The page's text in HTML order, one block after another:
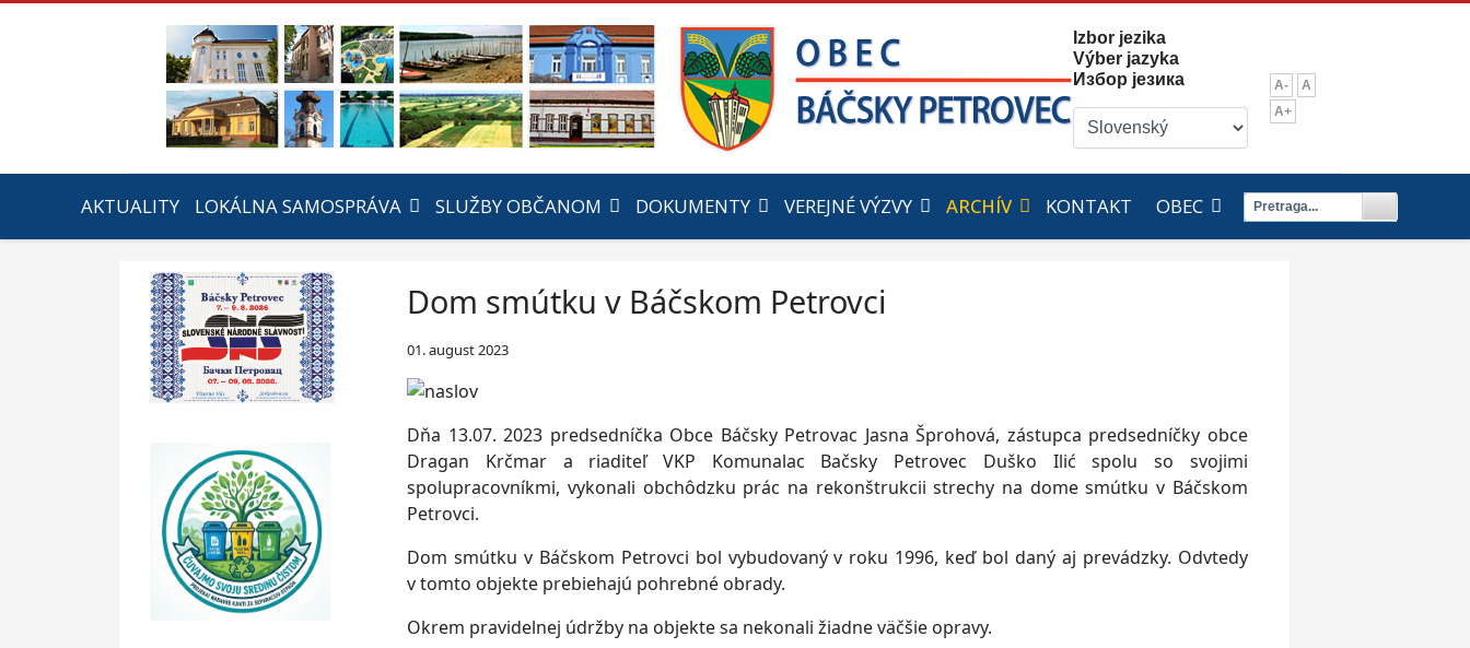
Izbor jezika
Výber jazyka
Избор језика
A-
A
A+
AKTUALITY LOKÁLNA SAMOSPRÁVA SLUŽBY OBČANOM DOKUMENTY VEREJNÉ VÝZVY ARCHÍV KONTAKT OBEC
Dom smútku v Báčskom Petrovci
01. august 2023
Dňa 13.07. 2023 predsedníčka Obce Báčsky Petrovac Jasna Šprohová, zástupca predsedníčky obce
Dragan Krčmar a riaditeľ VKP Komunalac Bačsky Petrovec Duško Ilić spolu so svojimi
spolupracovníkmi, vykonali obchôdzku prác na rekonštrukcii strechy na dome smútku v Báčskom
Petrovci.
Dom smútku v Báčskom Petrovci bol vybudovaný v roku 1996, keď bol daný aj prevádzky. Odvtedy
v tomto objekte prebiehajú pohrebné obrady.
Okrem pravidelnej údržby na objekte sa nekonali žiadne väčšie opravy.